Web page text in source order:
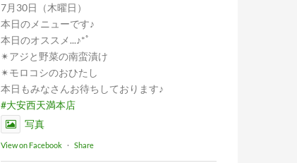
7月30日（木曜日）
本日のメニューです♪
本日のオススメ...♪*ﾟ
✴︎アジと野菜の南蛮漬け
✴︎モロコシのおひたし
本日もみなさんお待ちしております♪
#大安西天満本店
写真
View on Facebook · Share